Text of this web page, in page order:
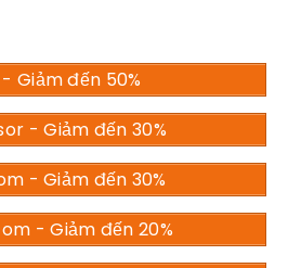
Giảm đến 50%
- Giảm đến 30%
- Giảm đến 30%
- Giảm đến 20%